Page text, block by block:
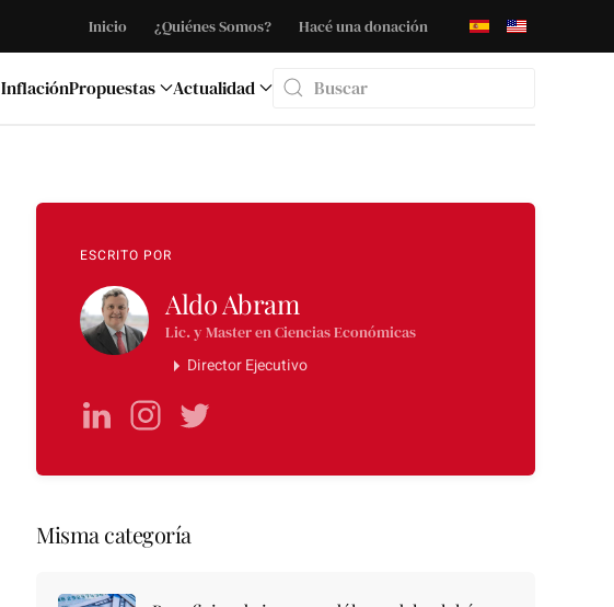
Inicio ¿Quiénes Somos? Hacé una donación
InflaciónPropuestas
Actualidad
ESCRITO POR
Aldo Abram
Lic. y Master en Ciencias Económicas
Director Ejecutivo
Misma categoría